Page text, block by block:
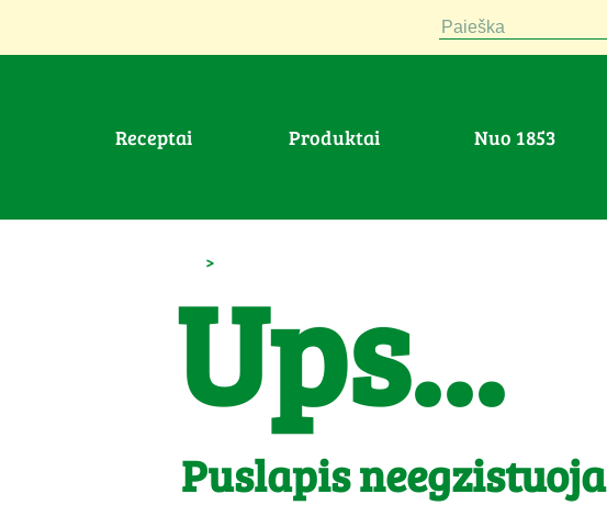
Paieška
Receptai Produktai nuo 1853
>
Ups...
Puslapis neegzistuoja